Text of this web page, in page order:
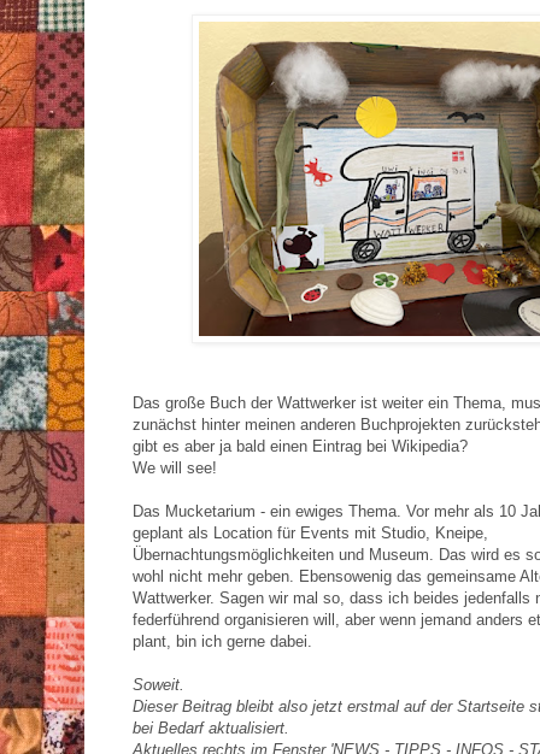
Das große Buch der Wattwerker ist weiter ein Thema,
zunächst hinter meinen anderen Buchprojekten
gibt es aber ja bald einen Eintrag bei Wikipedia?
We will see!
Das Mucketarium - ein ewiges Thema. Vor mehr als 10
geplant als Location für Events mit Studio, Kneipe,
Übernachtungsmöglichkeiten und Museum. Das wird es
wohl nicht mehr geben. Ebensowenig das gemeinsame
Wattwerker. Sagen wir mal so, dass ich beides jedenfalls
federführend organisieren will, aber wenn jemand anders
plant, bin ich gerne dabei.
Soweit.
Dieser Beitrag bleibt also jetzt erstmal auf der Startseite
bei Bedarf aktualisiert.
Aktuelles rechts im Fenster 'NEWS - TIPPS - INFOS -